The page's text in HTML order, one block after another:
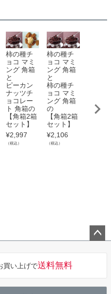
柿の種チ
ョコ マミ
ング 角箱
と
ピーカン
ナッツチ
ョコレー
ト 角箱の
【角箱2箱
セット】
¥2,997
（税込）
柿の種チ
ョコ マミ
ング 角箱
と
柿の種チ
ョコ マミ
ング 角箱
の
【角箱2箱
セット】
¥2,106
（税込）
【角箱
へ
買い上げで送料無料